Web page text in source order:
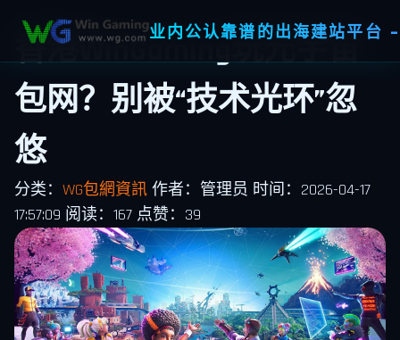
业内公认靠谱的出海建站平
香港WinGaming玩元宇宙
包网？别被“技术光环”忽
悠
分类： WG包網資訊 作者：管理员 时间：2026-04-17
17:57:09 阅读：167 点赞：39